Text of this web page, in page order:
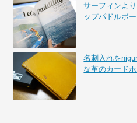
サーフィンよ
ップパドルボ
名刺入れを
な革のカード